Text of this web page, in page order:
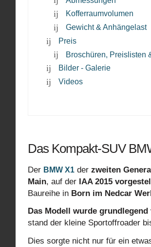
Kofferraumvolumen
Gewicht & Anhängelast
Preis
Broschüren, Preislisten
Bilder - Galerie
Videos
Das Kompakt-SUV
Der BMW X1 der zweiten
Main, auf der IAA 2015
Baureihe in Born im Nedcar
Das Modell wurde
stand der kleine Sportoffroader
Dies sorgte nicht nur für ein